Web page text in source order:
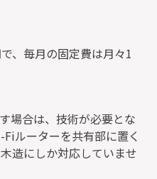
、毎月の固定費は月々1
場合は、技術が必要とな
ルーターを共有部に置く
造にしか対応していませ